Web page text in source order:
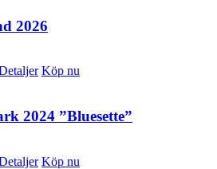
2026
Köp nu
2024 ”Bluesette”
Köp nu